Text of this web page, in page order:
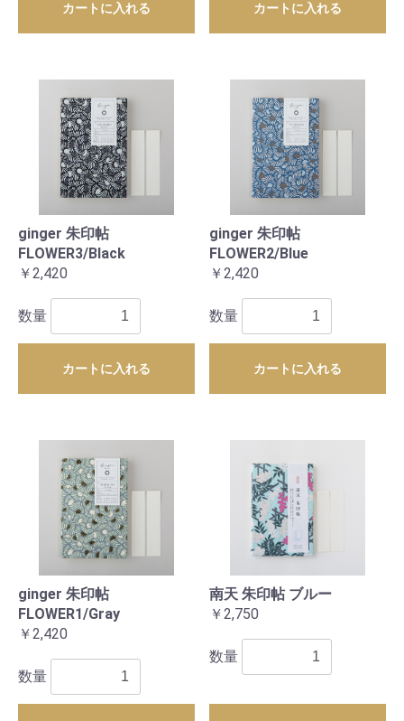
カートに入れる カートに入れる
ginger 朱印帖
FLOWER3/Black
￥2,420
数量
カートに入れる
ginger 朱印帖
FLOWER2/Blue
￥2,420
数量
カートに入れる
ginger 朱印帖
FLOWER1/Gray
￥2,420
数量
南天 朱印帖 ブルー
￥2,750
数量